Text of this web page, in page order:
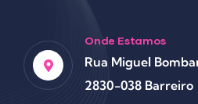
Onde Estamos
Rua Miguel
2830-038 Barreiro